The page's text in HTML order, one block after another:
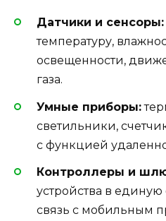
Датчики и сенсоры:
температуру,
освещенности,
газа.
Умные приборы:
светильники,
с функцией
Контроллеры и
устройства в
связь с мобильным